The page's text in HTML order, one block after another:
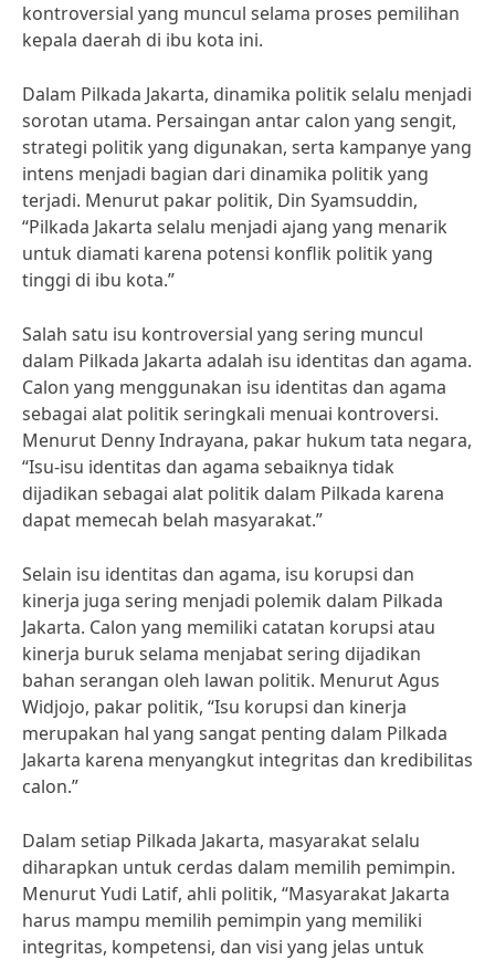
kontroversial yang muncul selama proses pemilihan
kepala daerah di ibu kota ini.
Dalam Pilkada Jakarta, dinamika politik selalu menjadi
sorotan utama. Persaingan antar calon yang sengit,
strategi politik yang digunakan, serta kampanye yang
intens menjadi bagian dari dinamika politik yang
terjadi. Menurut pakar politik, Din Syamsuddin,
“Pilkada Jakarta selalu menjadi ajang yang menarik
untuk diamati karena potensi konflik politik yang
tinggi di ibu kota.”
Salah satu isu kontroversial yang sering muncul
dalam Pilkada Jakarta adalah isu identitas dan agama.
Calon yang menggunakan isu identitas dan agama
sebagai alat politik seringkali menuai kontroversi.
Menurut Denny Indrayana, pakar hukum tata negara,
“Isu-isu identitas dan agama sebaiknya tidak
dijadikan sebagai alat politik dalam Pilkada karena
dapat memecah belah masyarakat.”
Selain isu identitas dan agama, isu korupsi dan
kinerja juga sering menjadi polemik dalam Pilkada
Jakarta. Calon yang memiliki catatan korupsi atau
kinerja buruk selama menjabat sering dijadikan
bahan serangan oleh lawan politik. Menurut Agus
Widjojo, pakar politik, “Isu korupsi dan kinerja
merupakan hal yang sangat penting dalam Pilkada
Jakarta karena menyangkut integritas dan kredibilitas
calon.”
Dalam setiap Pilkada Jakarta, masyarakat selalu
diharapkan untuk cerdas dalam memilih pemimpin.
Menurut Yudi Latif, ahli politik, “Masyarakat Jakarta
harus mampu memilih pemimpin yang memiliki
integritas, kompetensi, dan visi yang jelas untuk